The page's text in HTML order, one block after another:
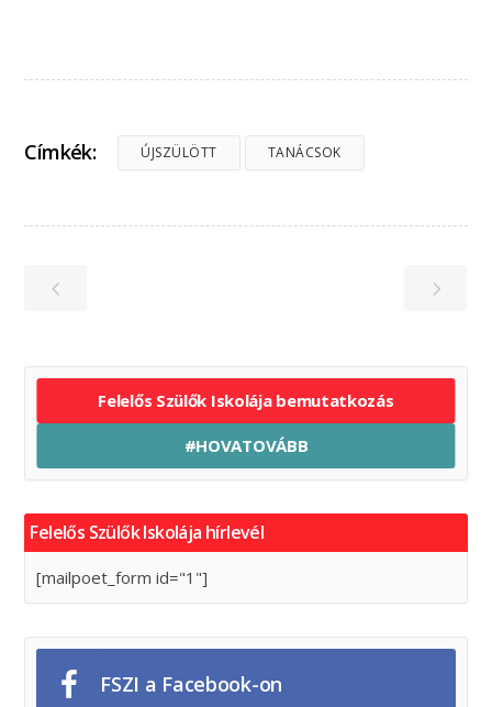
Címkék: ÚJSZÜLÖTT TANÁCSOK
Felelős Szülők Iskolája bemutatkozás
#HOVATOVÁBB
Felelős Szülők Iskolája hírlevél
[mailpoet_form id="1"]
FSZI a Facebook-on